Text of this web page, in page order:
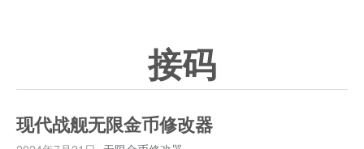
接码
现代战舰无限金币修改器